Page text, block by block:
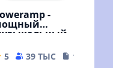
-
5 39 ТЫС
18.69 MB